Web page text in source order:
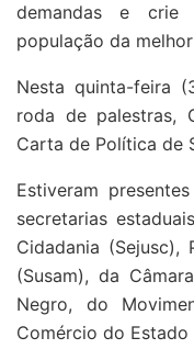
demandas e crie
população da
Nesta quinta-feira
roda de palestras,
Carta de Política de
Estiveram
secretarias
Cidadania (Sejusc),
(Susam), da
Negro, do
Comércio do